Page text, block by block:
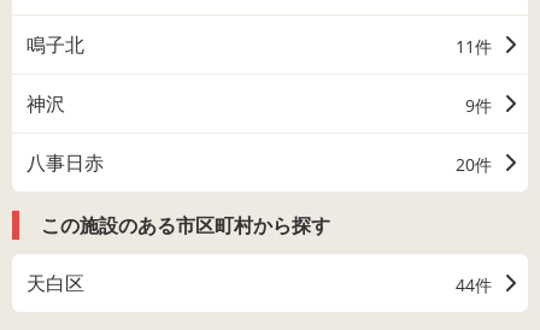
鳴子北 11件
神沢 9件
八事日赤 20件
この施設のある市区町村から探す
天白区 44件